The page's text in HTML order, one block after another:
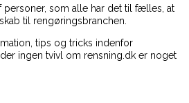
personer, som alle har det til fælles, at
til rengøringsbranchen.
tips og tricks indenfor
ingen tvivl om rensning.dk er noget